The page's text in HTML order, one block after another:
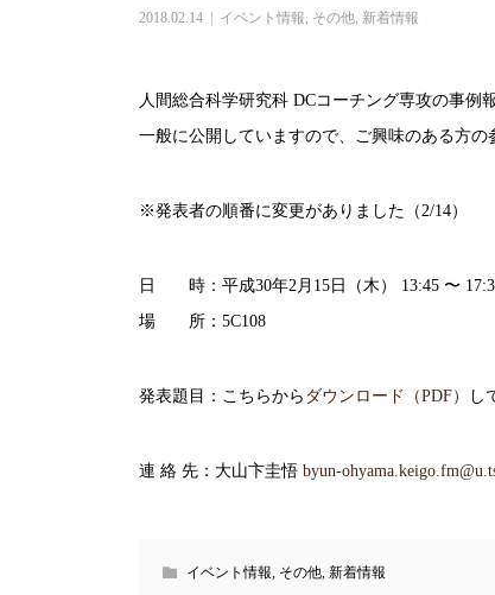
2018.02.14 イベント情報, その他, 新着情報
人間総合科学研究科 DCコーチング専攻の事例
一般に公開していますので、ご興味のある方の
※発表者の順番に変更がありました（2/14）
日 時：平成30年2月15日（木） 13:45 〜
場 所：5C108
発表題目：こちらから ダウンロード（PDF） し
連 絡 先：大山卞圭悟 byun-
イベント情報, その他, 新着情報